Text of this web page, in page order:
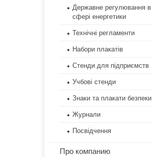
Державне регулювання в
сфері енергетики
Технічні регламенти
Набори плакатів
Стенди для підприємств
Учбові стенди
Знаки та плакати безпеки
Журнали
Посвідчення
Про компанию